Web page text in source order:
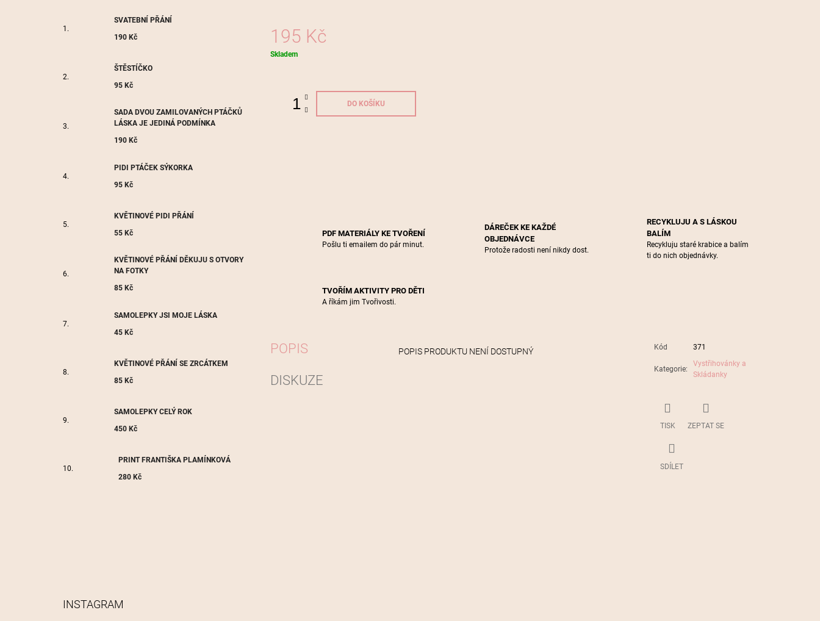
SVATEBNÍ PŘÁNÍ
190 Kč
ŠTĚSTÍČKO
95 Kč
SADA DVOU ZAMILOVANÝCH PTÁČKŮ
LÁSKA JE JEDINÁ PODMÍNKA
190 Kč
PIDI PTÁČEK SÝKORKA
95 Kč
KVĚTINOVÉ PIDI PŘÁNÍ
55 Kč
KVĚTINOVÉ PŘÁNÍ DĚKUJU S OTVORY
NA FOTKY
85 Kč
SAMOLEPKY JSI MOJE LÁSKA
45 Kč
KVĚTINOVÉ PŘÁNÍ SE ZRCÁTKEM
85 Kč
SAMOLEPKY CELÝ ROK
450 Kč
PRINT FRANTIŠKA PLAMÍNKOVÁ
280 Kč
INSTAGRAM
195 Kč
Měrná
Skladem
DO KOŠÍKU
PDF MATERIÁLY KE TVOŘENÍ
Pošlu ti emailem do pár minut.
DÁREČEK KE KAŽDÉ
OBJEDNÁVCE
Protože radosti není nikdy dost.
RECYKLUJU A S LÁSKOU
BALÍM
Recykluju staré krabice a balím
ti do nich objednávky.
TVOŘÍM AKTIVITY PRO DĚTI
A říkám jim Tvořivosti.
POPIS
DISKUZE
POPIS PRODUKTU NENÍ DOSTUPNÝ Kód 371
Kategorie:
Vystřihovánky a
Skládanky
TISK ZEPTAT SE
SDÍLET